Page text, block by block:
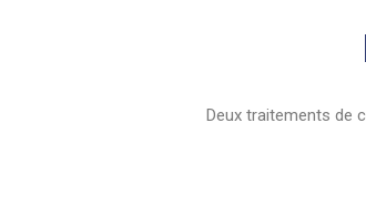
Deux traitements de